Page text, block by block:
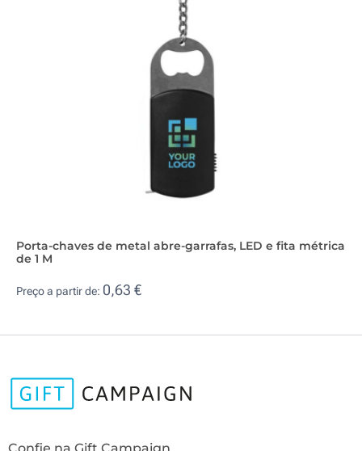
Porta-chaves de metal abre-garrafas, LED e fita métrica
de 1 M
Preço a partir de: 0,63 €